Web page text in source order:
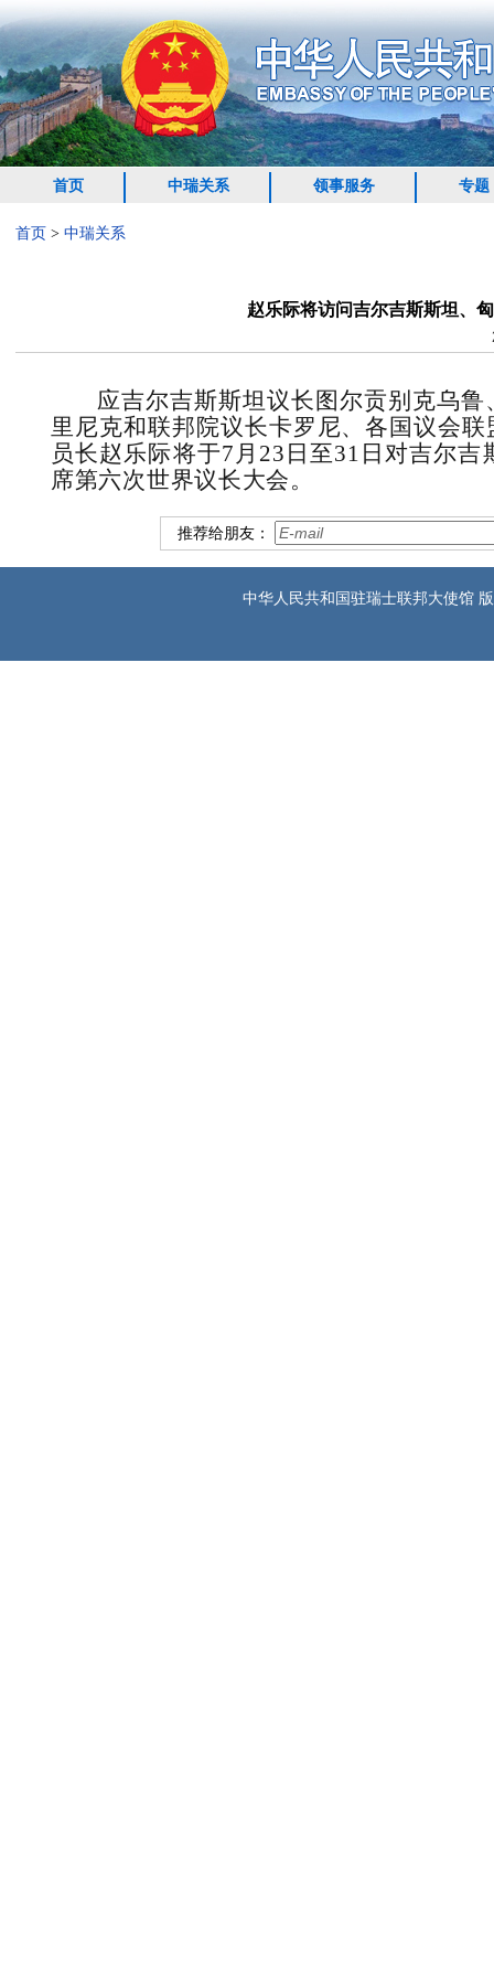
首页 中瑞关系 领事服务 专题
首页 > 中瑞关系
赵乐际将访问吉尔吉斯斯坦、
应吉尔吉斯斯坦议长图尔贡别克乌
里尼克和联邦院议长卡罗尼、各国议会
员长赵乐际将于7月23日至31日对吉尔
席第六次世界议长大会。
推荐给朋友：
中华人民共和国驻瑞士联邦大使馆